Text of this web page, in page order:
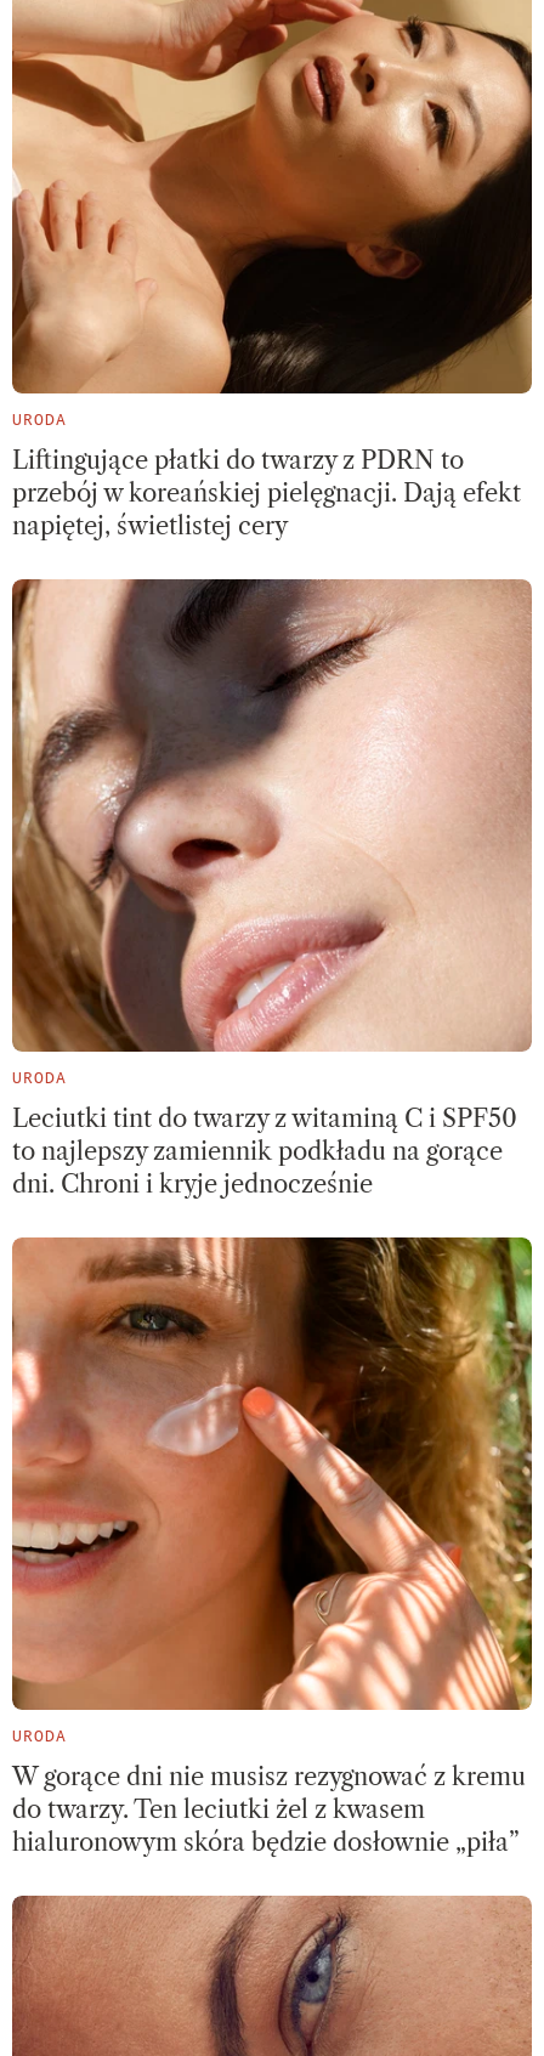
URODA
Liftingujące płatki do twarzy z PDRN to
przebój w koreańskiej pielęgnacji. Dają efekt
napiętej, świetlistej cery
URODA
Leciutki tint do twarzy z witaminą C i SPF50
to najlepszy zamiennik podkładu na gorące
dni. Chroni i kryje jednocześnie
URODA
W gorące dni nie musisz rezygnować z kremu
do twarzy. Ten leciutki żel z kwasem
hialuronowym skóra będzie dosłownie „piła”